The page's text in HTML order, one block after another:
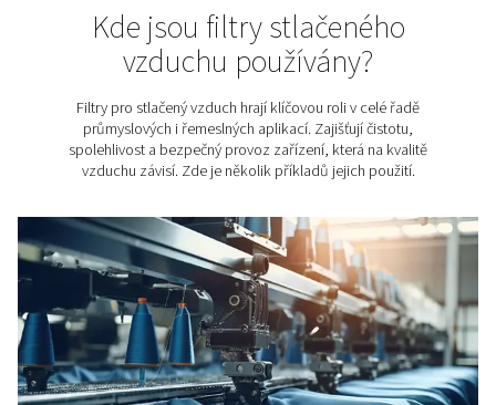
spolehlivost a bezpečnost provozu.
Nová generace filtračních médií – vysoká
minimální tlaková ztráta a dlouhodobý
Prachové filtry s vysokou kapacitou
zajišťují delší životnost filtru.
Filtrační vložky navržené pro dokonalé
Jednoduché a rychlé nasazení díky
normám ISO 8573 a ISO 12500.
Filtry Pneumatech jsou nezávisle ověřeny